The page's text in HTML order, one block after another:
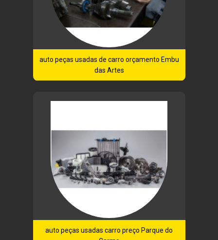
auto peças usadas de carro orçamento Embu
das Artes
auto peças usadas carro preço Parque do